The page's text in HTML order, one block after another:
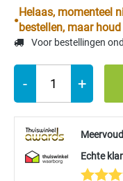
Helaas, momenteel
bestellen, maar
Voor bestellingen
- +
Echte